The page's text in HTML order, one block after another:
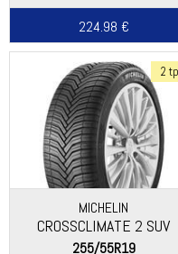
224.98 €
2 tp
MICHELIN
CROSSCLIMATE 2 SUV
255/55R19